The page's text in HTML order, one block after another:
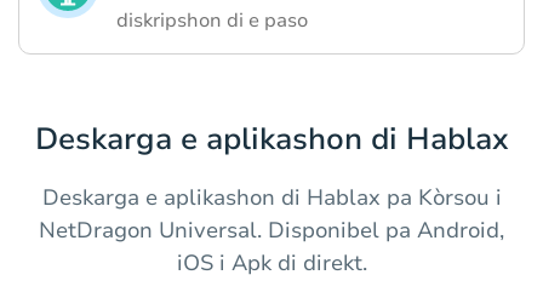
diskripshon di e paso
Deskarga e aplikashon di Hablax
Deskarga e aplikashon di Hablax pa Kòrsou i
NetDragon Universal. Disponibel pa Android,
iOS i Apk di direkt.